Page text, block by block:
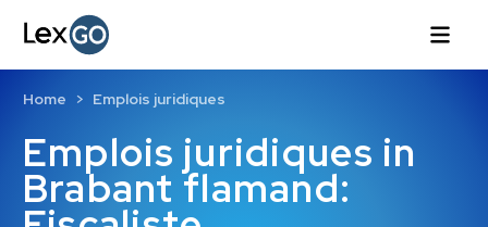
Emplois juridiques in
Brabant flamand:
Home Emplois juridiques